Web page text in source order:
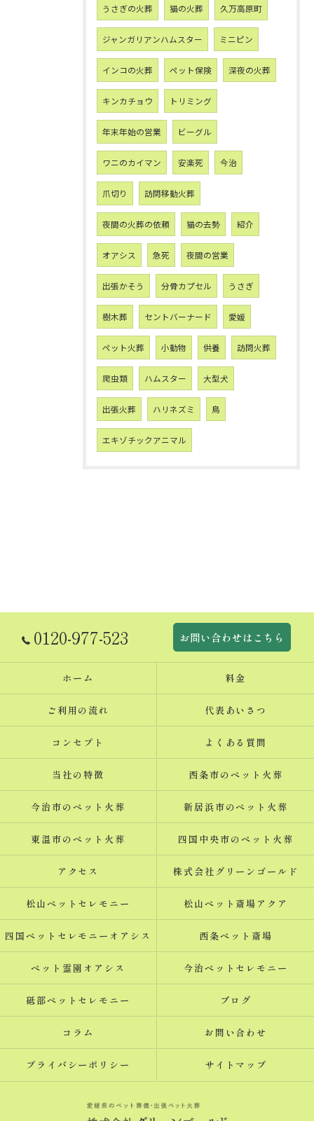
うさぎの火葬 猫の火葬 久万高原町
ジャンガリアンハムスター ミニピン
インコの火葬 ペット保険 深夜の火葬
キンカチョウ トリミング
年末年始の営業 ビーグル
ワニのカイマン 安楽死 今治
爪切り 訪問移動火葬
夜間の火葬の依頼 猫の去勢 紹介
オアシス 急死 夜間の営業
出張かそう 分骨カプセル うさぎ
樹木葬 セントバーナード 愛媛
ペット火葬 小動物 供養 訪問火葬
爬虫類 ハムスター 大型犬
出張火葬 ハリネズミ 鳥
エキゾチックアニマル
0120-977-523 お問い合わせはこちら
ホーム 料金
ご利用の流れ 代表あいさつ
コンセプト よくある質問
当社の特徴 西条市のペット火葬
今治市のペット火葬 新居浜市のペット火葬
東温市のペット火葬 四国中央市のペット火葬
アクセス 株式会社グリーンゴールド
松山ペットセレモニー 松山ペット斎場アクア
四国ペットセレモニーオアシス 西条ペット斎場
ペット霊園オアシス 今治ペットセレモニー
砥部ペットセレモニー ブログ
コラム お問い合わせ
プライバシーポリシー サイトマップ